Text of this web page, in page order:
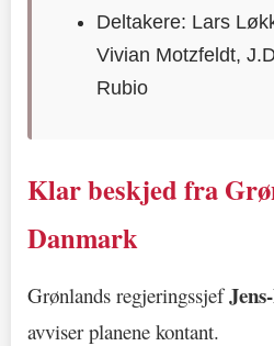
Deltakere: Lars
Vivian Motzfeldt,
Rubio
Klar beskjed fra
Danmark
Grønlands regjeringssjef
avviser planene kontant.